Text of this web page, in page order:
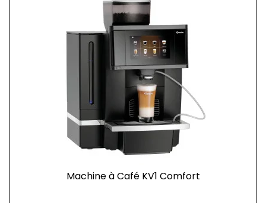
Machine à Café KV1 Comfort